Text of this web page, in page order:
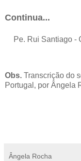
Continua...
Pe. Rui Santiago -
Obs. Transcrição do
Portugal, por Ângela
Ângela Rocha